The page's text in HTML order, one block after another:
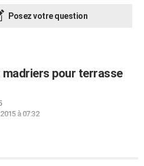
Posez votre question
pour terrasse
à 07:32